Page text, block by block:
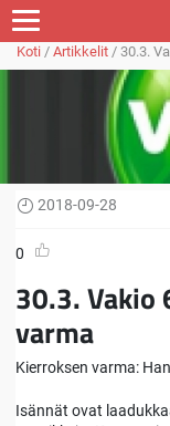
Koti / Artikkelit / 30.3.
2018-09-28
0
30.3. Vakio
varma
Kierroksen varma:
Isännät ovat